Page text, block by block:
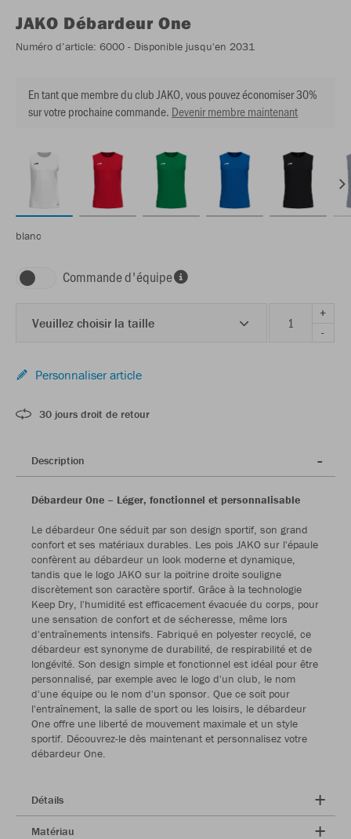
JAKO Débardeur One
Numéro d’article: 6000 - Disponible jusqu'en 2031
En tant que membre du club JAKO, vous pouvez économiser 30%
sur votre prochaine commande. Devenir membre maintenant
blanc
Commande d'équipe
Veuillez choisir la taille
+
-
Personnaliser article
30 jours droit de retour
Description
Débardeur One – Léger, fonctionnel et personnalisable
Le débardeur One séduit par son design sportif, son grand
confort et ses matériaux durables. Les pois JAKO sur l'épaule
confèrent au débardeur un look moderne et dynamique,
tandis que le logo JAKO sur la poitrine droite souligne
discrètement son caractère sportif. Grâce à la technologie
Keep Dry, l'humidité est efficacement évacuée du corps, pour
une sensation de confort et de sécheresse, même lors
d'entraînements intensifs. Fabriqué en polyester recyclé, ce
débardeur est synonyme de durabilité, de respirabilité et de
longévité. Son design simple et fonctionnel est idéal pour être
personnalisé, par exemple avec le logo d'un club, le nom
d'une équipe ou le nom d'un sponsor. Que ce soit pour
l'entraînement, la salle de sport ou les loisirs, le débardeur
One offre une liberté de mouvement maximale et un style
sportif. Découvrez-le dès maintenant et personnalisez votre
débardeur One.
Détails
Matériau